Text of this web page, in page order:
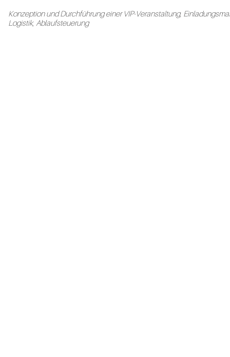
Konzeption und Durchführung einer VIP-Veranstaltung,
Logistik, Ablaufsteuerung